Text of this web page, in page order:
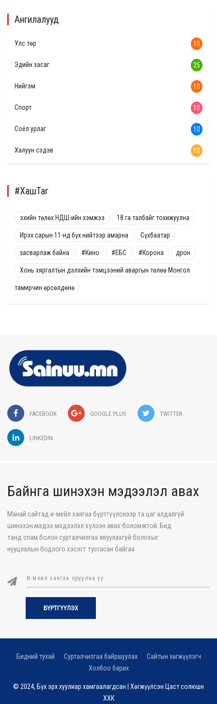
Ангилалууд
Улс төр 10
Эдийн засаг 25
Нийгэм 10
Спорт 10
Соёл урлаг 10
Халуун сэдэв 10
#ХашТаг
эхийн төлөх НДШ-ийн хэмжээ 18 га талбайг тохижуулна
Ирэх сарын 11-нд бүх нийтээр амарна Сүхбаатар
засварлаж байна #Кино #ЕБС #Корона дрон
Хонь хяргалтын дэлхийн тэмцээний аваргын төлөө Монгол
тамирчин өрсөлдөнө
FACEBOOK GOOGLE PLUS TWITTER
LINKEDIN
Байнга шинэхэн мэдээлэл авах
Манай сайтад и-мейл хаягаа бүртгүүлснээр та цаг алдалгүй
шинэхэн мэдээ мэдээлэл хүлээн авах боломжтой. Бид
танд спам болон сурталчилгаа явуулахгүй болохыг
нууцлалын бодлого хэсэгт тусгасан байгаа
БҮРТГҮҮЛЭХ
Бидний тухай Сурталчилгаа байршуулах
Сайтын хөгжүүлэгч
Холбоо барих
© 2024, Бүх эрх хуулиар хамгаалагдсан | Хөгжүүлсэн Цаст солюшн
ХХК